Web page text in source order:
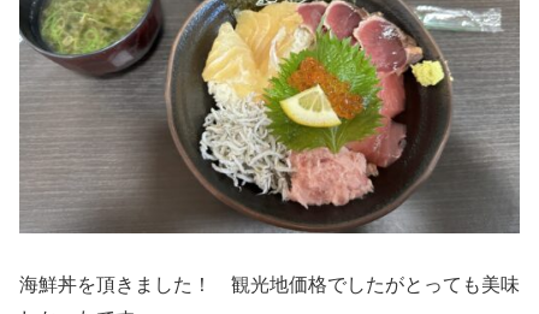
海鮮丼を頂きました！ 観光地価格でしたがとっても美味